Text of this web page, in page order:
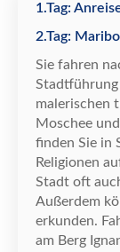
1.Tag:
2.Tag:
Sie fahren
Stadtfü
malerischen t
Moschee
finden Sie in
Religionen
Stadt oft
Außerdem kö
erkunden.
am Berg